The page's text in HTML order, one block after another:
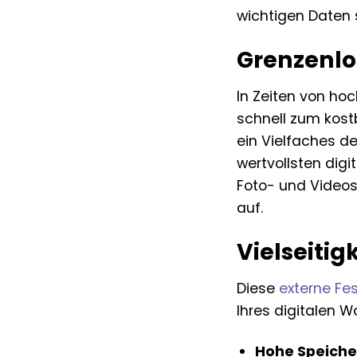
wichtigen Daten
In Zeiten von
schnell zum
ein Vielfaches
wertvollsten
Foto- und
auf.
Diese externe
Ihres digitalen
Hohe